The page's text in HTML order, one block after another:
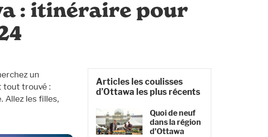
: itinéraire pour
un
tout trouvé :
Allez les filles,
Articles les coulisses
d’Ottawa les plus récents
Quoi de neuf
dans la région
d’Ottawa